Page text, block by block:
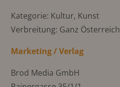
Kategorie: Kultur, Kunst
Verbreitung: Ganz Österreich
Marketing / Verlag
Brod Media GmbH